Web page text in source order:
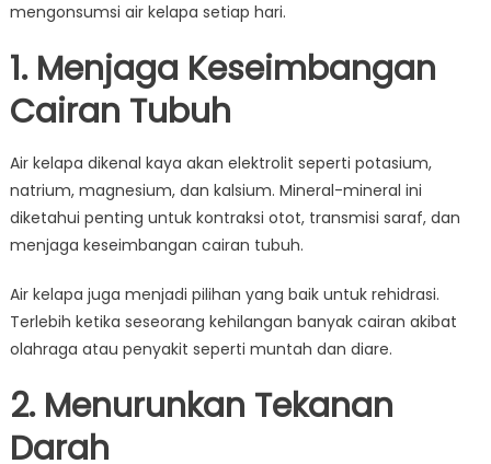
mengonsumsi air kelapa setiap hari.
1. Menjaga Keseimbangan
Cairan Tubuh
Air kelapa dikenal kaya akan elektrolit seperti potasium,
natrium, magnesium, dan kalsium. Mineral-mineral ini
diketahui penting untuk kontraksi otot, transmisi saraf, dan
menjaga keseimbangan cairan tubuh.
Air kelapa juga menjadi pilihan yang baik untuk rehidrasi.
Terlebih ketika seseorang kehilangan banyak cairan akibat
olahraga atau penyakit seperti muntah dan diare.
2. Menurunkan Tekanan
Darah